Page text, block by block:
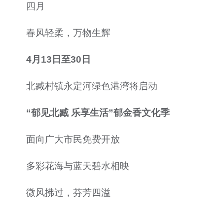
四月
春风轻柔，万物生辉
4月13日至30日
北臧村镇永定河绿色港湾将启动
“郁见北臧 乐享生活”郁金香文化季
面向广大市民免费开放
多彩花海与蓝天碧水相映
微风拂过，芬芳四溢